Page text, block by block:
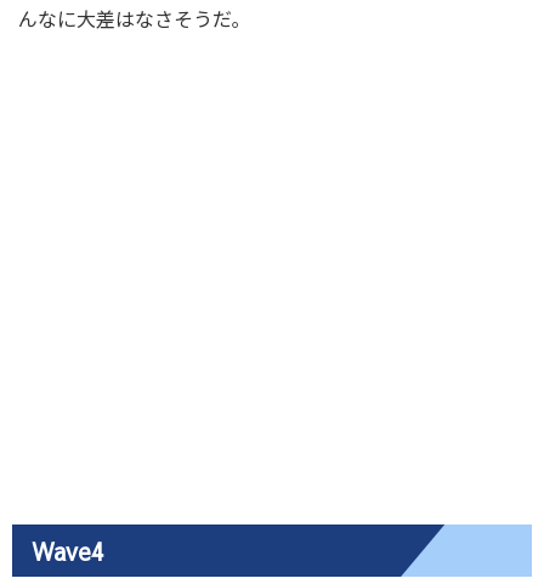
んなに大差はなさそうだ｡
Wave4